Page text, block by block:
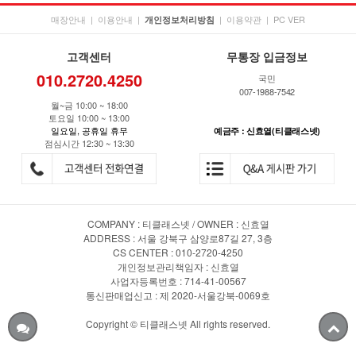
매장안내 | 이용안내 | 개인정보처리방침 | 이용약관 | PC VER
고객센터
010.2720.4250
월~금 10:00 ~ 18:00
토요일 10:00 ~ 13:00
일요일, 공휴일 휴무
점심시간 12:30 ~ 13:30
무통장 입금정보
국민
007-1988-7542
예금주 : 신효열(티클래스넷)
COMPANY : 티클래스넷 / OWNER : 신효열
ADDRESS : 서울 강북구 삼양로87길 27, 3층
CS CENTER : 010-2720-4250
개인정보관리책임자 : 신효열
사업자등록번호 : 714-41-00567
통신판매업신고 : 제 2020-서울강북-0069호
Copyright © 티클래스넷 All rights reserved.